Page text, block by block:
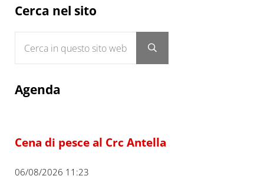
Sidebar
Cerca nel sito
Submit search
Agenda
Cena di pesce al Crc Antella
06/08/2026 11:23